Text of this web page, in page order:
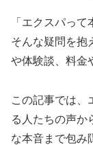
「エクスパって
そんな疑問を抱
や体験談、料金
この記事では、
る人たちの声
な本音まで包み